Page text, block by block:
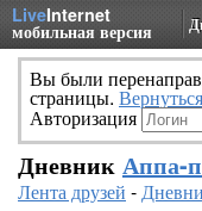
LiveInternet
мобильная версия
Вы были
страницы.
Авторизация
Дневник Аппа-
Лента друзей -